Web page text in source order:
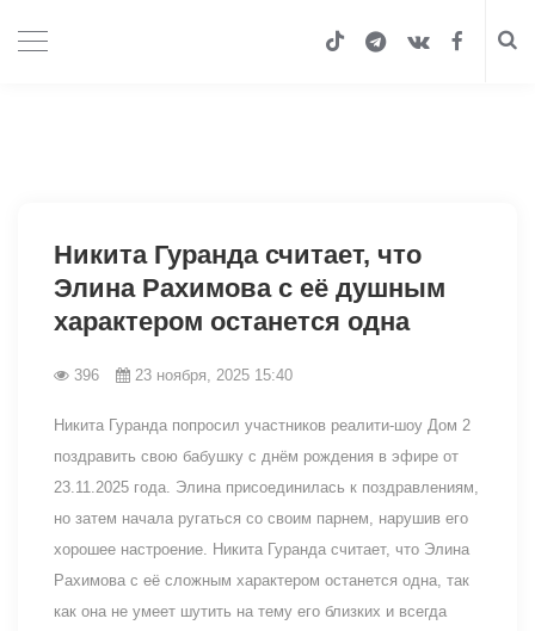
Никита Гуранда считает, что
Элина Рахимова с её душным
характером останется одна
396 23 ноября, 2025 15:40
Никита Гуранда попросил участников реалити-шоу Дом 2
поздравить свою бабушку с днём рождения в эфире от
23.11.2025 года. Элина присоединилась к поздравлениям,
но затем начала ругаться со своим парнем, нарушив его
хорошее настроение. Никита Гуранда считает, что Элина
Рахимова с её сложным характером останется одна, так
как она не умеет шутить на тему его близких и всегда